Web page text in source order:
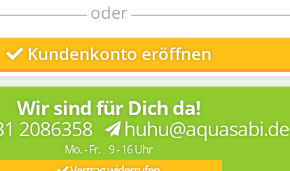
oder
Kundenkonto eröffnen
Wir sind für Dich da!
2086358 huhu@aquasabi.de
Mo. - Fr. 9 - 16 Uhr